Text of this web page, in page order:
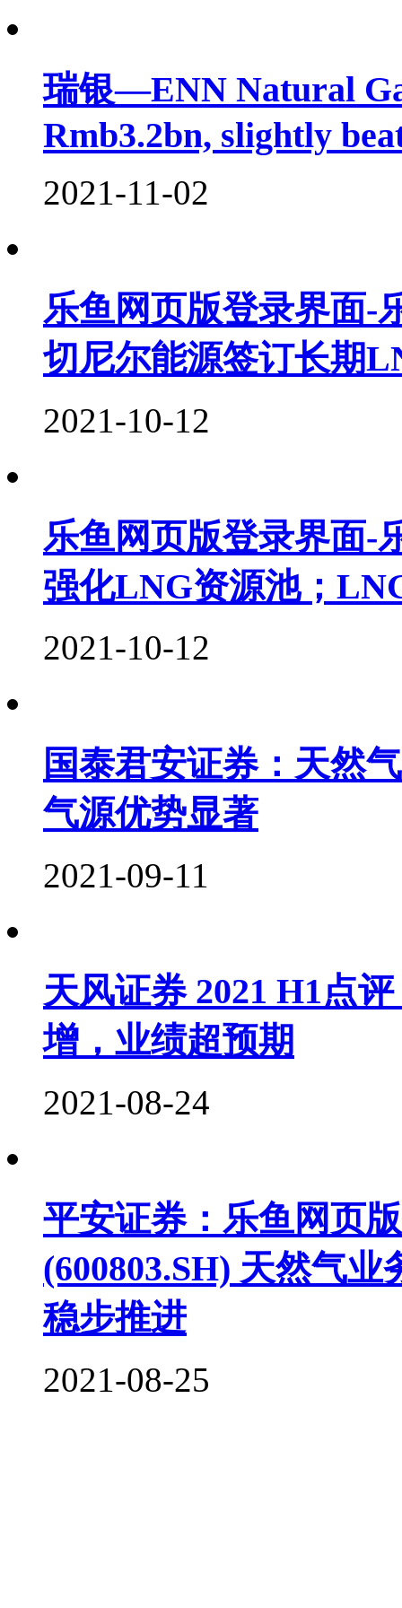
瑞银—ENN Natural
Rmb3.2bn, slightly
2021-11-02
乐鱼网页版登录界面-
切尼尔能源签订长期
2021-10-12
乐鱼网页版登录界面-
强化LNG资源池；
2021-10-12
国泰君安证券：天然
气源优势显著
2021-09-11
天风证券 2021 H1点
增，业绩超预期
2021-08-24
平安证券：乐鱼网页
(600803.SH) 天然气
稳步推进
2021-08-25